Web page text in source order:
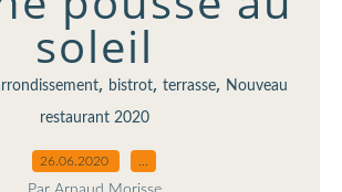
soleil
, bistrot, terrasse, Nouveau
restaurant 2020
26.06.2020